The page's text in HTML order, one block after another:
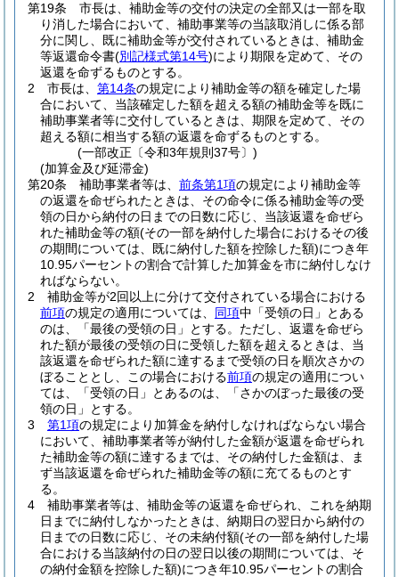
第19条
市長は、補助金等の交付の決定の全部又は一部を取
り消した場合において、補助事業等の当該取消しに係る部
分に関し、既に補助金等が交付されているときは、補助金
等返還命令書(別記様式第14号)により期限を定めて、その
返還を命ずるものとする。
2
市長は、 第14条の規定により補助金等の額を確定した場
合において、当該確定した額を超える額の補助金等を既に
補助事業者等に交付しているときは、期限を定めて、その
超える額に相当する額の返還を命ずるものとする。
(一部改正〔令和3年規則37号〕)
(加算金及び延滞金)
第20条
補助事業者等は、 前条第1項の規定により補助金等
の返還を命ぜられたときは、その命令に係る補助金等の受
領の日から納付の日までの日数に応じ、当該返還を命ぜら
れた補助金等の額(その一部を納付した場合におけるその後
の期間については、既に納付した額を控除した額)につき年
10.95パーセントの割合で計算した加算金を市に納付しなけ
ればならない。
2
補助金等が2回以上に分けて交付されている場合における
前項の規定の適用については、 同項中「受領の日」とある
のは、「最後の受領の日」とする。 ただし、返還を命ぜら
れた額が最後の受領の日に受領した額を超えるときは、当
該返還を命ぜられた額に達するまで受領の日を順次さかの
ぼることとし、この場合における前項の規定の適用につい
ては、「受領の日」とあるのは、「さかのぼった最後の受
領の日」とする。
3
第1項の規定により加算金を納付しなければならない場合
において、補助事業者等が納付した金額が返還を命ぜられ
た補助金等の額に達するまでは、その納付した金額は、ま
ず当該返還を命ぜられた補助金等の額に充てるものとす
る。
4
補助事業者等は、補助金等の返還を命ぜられ、これを納期
日までに納付しなかったときは、納期日の翌日から納付の
日までの日数に応じ、その未納付額(その一部を納付した場
合における当該納付の日の翌日以後の期間については、そ
の納付金額を控除した額)につき年10.95パーセントの割合